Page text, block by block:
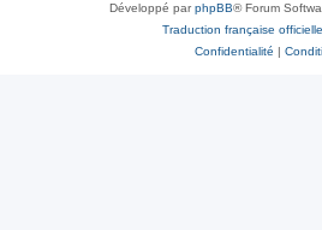
Développé parphpBB® Forum
Traduction française officielle
Confidentialité |